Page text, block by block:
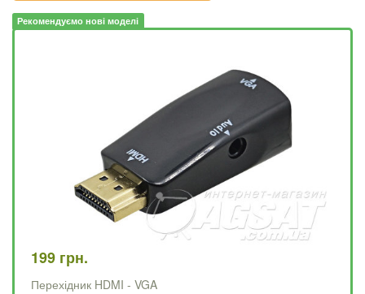
Рекомендуємо нові моделі
199 грн.
Перехідник HDMI - VGA